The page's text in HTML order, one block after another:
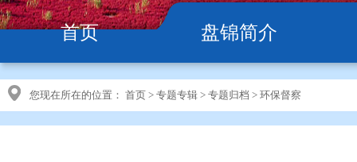
首页 盘锦简介
您现在所在的位置： 首页 > 专题专辑 > 专题归档 > 环保督察